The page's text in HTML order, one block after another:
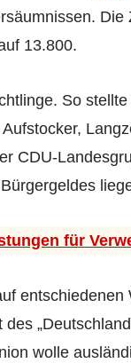
13.800.
So
CDU-
für
wolle